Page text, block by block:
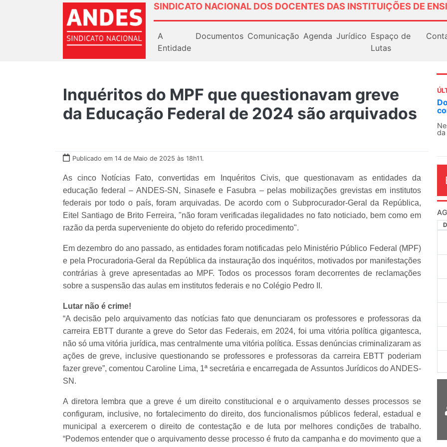
SINDICATO NACIONAL DOS DOCENTES DAS INSTITUIÇÕES DE
A
Entidade
Documentos Comunicação Agenda Jurídico Espaço de
Lutas
Inquéritos do MPF que questionavam greve
da Educação Federal de 2024 são arquivados
Publicado em 14 de Maio de 2025 às 18h11.
As cinco Notícias Fato, convertidas em Inquéritos Civis, que questionavam as entidades da
educação federal – ANDES-SN, Sinasefe e Fasubra – pelas mobilizações grevistas em institutos
federais por todo o país, foram arquivadas. De acordo com o Subprocurador-Geral da República,
Eitel Santiago de Brito Ferreira, "não foram verificadas ilegalidades no fato noticiado, bem como em
razão da perda superveniente do objeto do referido procedimento".
Em dezembro do ano passado, as entidades foram notificadas pelo Ministério Público Federal (MPF)
e pela Procuradoria-Geral da República da instauração dos inquéritos, motivados por manifestações
contrárias à greve apresentadas ao MPF. Todos os processos foram decorrentes de reclamações
sobre a suspensão das aulas em institutos federais e no Colégio Pedro II.
Lutar não é crime!
“A decisão pelo arquivamento das notícias fato que denunciaram os professores e professoras da
carreira EBTT durante a greve do Setor das Federais, em 2024, foi uma vitória política gigantesca,
não só uma vitória jurídica, mas centralmente uma vitória política. Essas denúncias criminalizaram as
ações de greve, inclusive questionando se professores e professoras da carreira EBTT poderiam
fazer greve”, comentou Caroline Lima, 1ª secretária e encarregada de Assuntos Jurídicos do ANDES-
SN.
A diretora lembra que a greve é um direito constitucional e o arquivamento desses processos se
configuram, inclusive, no fortalecimento do direito, dos funcionalismos públicos federal, estadual e
municipal a exercerem o direito de contestação e de luta por melhores condições de trabalho.
“Podemos entender que o arquivamento desse processo é fruto da campanha e do movimento que a
Docentes paralisam novamente as
contra as políticas de Milei na
Nessa segunda-feira (3), sindicatos de
da educação superior e básica da Argentina...